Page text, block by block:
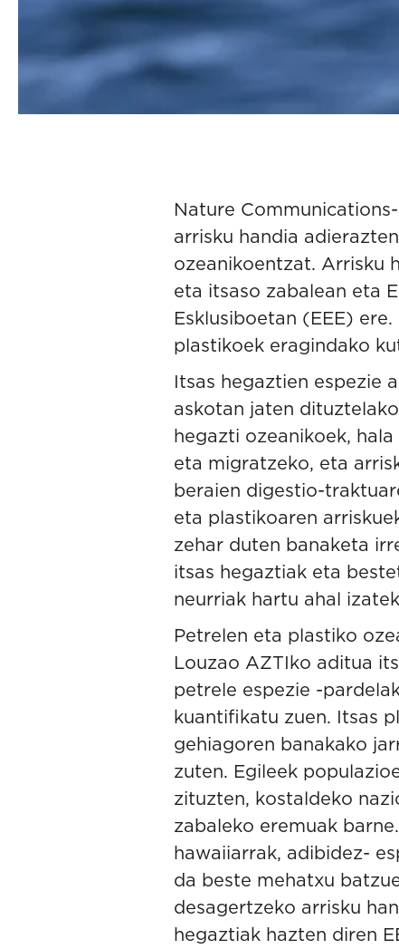
Nature
arrisku handia
ozeanikoentzat. Arrisku
eta itsaso zabalean eta
Esklusiboetan (EEE)
plastikoek eragindako
Itsas hegaztien espezie
askotan jaten
hegazti ozeanikoek,
eta migratzeko, eta
beraien digestio-
eta plastikoaren
zehar duten banaketa
itsas hegaztiak eta
neurriak hartu ahal
Petrelen eta plastiko
Louzao AZTIko aditua
petrele espezie -
kuantifikatu zuen. Itsas
gehiagoren banakako
zuten. Egileek
zituzten, kostaldeko
zabaleko eremuak
hawaiiarrak, adibidez-
da beste mehatxu
desagertzeko arrisku
hegaztiak hazten diren